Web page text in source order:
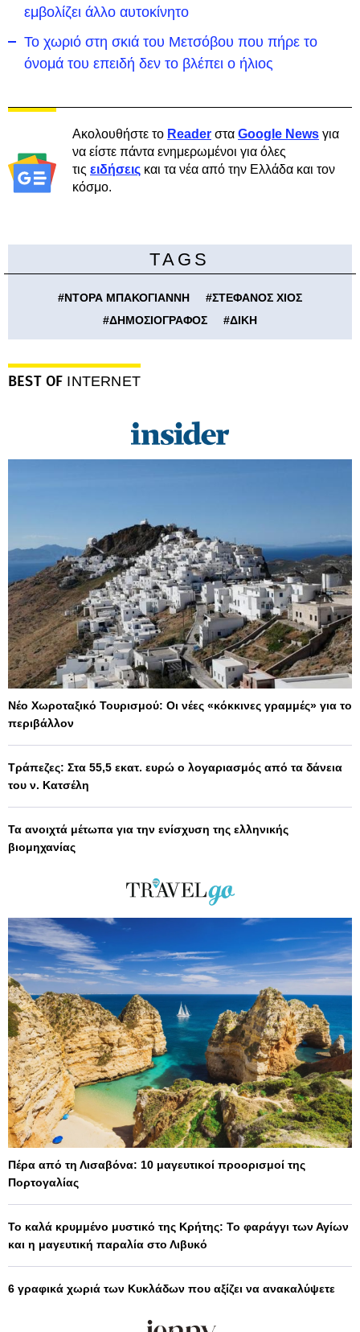
εμβολίζει άλλο αυτοκίνητο
Το χωριό στη σκιά του Μετσόβου που πήρε το
όνομά του επειδή δεν το βλέπει ο ήλιος
Ακολουθήστε το Reader στα Google News για
να είστε πάντα ενημερωμένοι για όλες
τις ειδήσεις και τα νέα από την Ελλάδα και τον
κόσμο.
TAGS
#ΝΤΟΡΑ ΜΠΑΚΟΓΙΑΝΝΗ #ΣΤΕΦΑΝΟΣ ΧΙΟΣ
#ΔΗΜΟΣΙΟΓΡΑΦΟΣ #ΔΙΚΗ
BEST OF INTERNET
Νέο Χωροταξικό Τουρισμού: Οι νέες «κόκκινες γραμμές» για το
περιβάλλον
Τράπεζες: Στα 55,5 εκατ. ευρώ ο λογαριασμός από τα δάνεια
του ν. Κατσέλη
Τα ανοιχτά μέτωπα για την ενίσχυση της ελληνικής
βιομηχανίας
Πέρα από τη Λισαβόνα: 10 μαγευτικοί προορισμοί της
Πορτογαλίας
Το καλά κρυμμένο μυστικό της Κρήτης: Το φαράγγι των Αγίων
και η μαγευτική παραλία στο Λιβυκό
6 γραφικά χωριά των Κυκλάδων που αξίζει να ανακαλύψετε